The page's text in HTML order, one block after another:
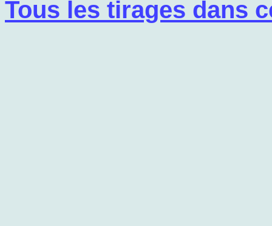
Tous les tirages dans